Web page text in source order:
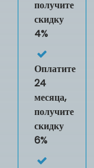
получите
скидку
4%
Оплатите
24
месяца,
получите
скидку
6%